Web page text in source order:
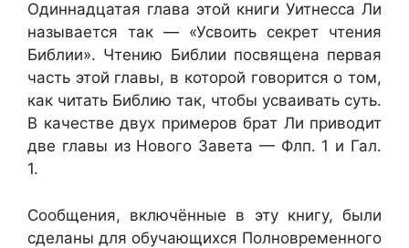
Одиннадцатая глава этой книги Уитнесса Ли
называется так — «Усвоить секрет чтения
Библии». Чтению Библии посвящена первая
часть этой главы, в которой говорится о том,
как читать Библию так, чтобы усваивать суть.
В качестве двух примеров брат Ли приводит
две главы из Нового Завета — Флп. 1 и Гал.
1.
Сообщения, включённые в эту книгу, были
сделаны для обучающихся Полновременного